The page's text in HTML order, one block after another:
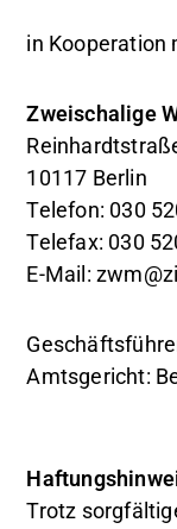
in Kooperation
Zweischalige
10117 Berlin
Telefon: 030
Telefax: 030
E-Mail:
Amtsgericht:
Trotz